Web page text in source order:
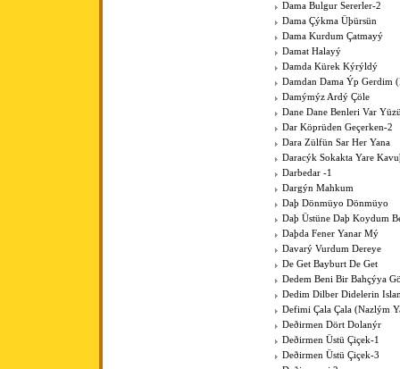
Dama Bulgur Sererler-2
Dama Çýkma Üþürsün
Dama Kurdum Çatmayý
Damat Halayý
Damda Kürek Kýrýldý
Damdan Dama Ýp Gerdim
Damýmýz Ardý Çöle
Dane Dane Benleri Var
Dar Köprüden Geçerken-2
Dara Zülfün Sar Her Yana
Daracýk Sokakta Yare
Darbedar -1
Dargýn Mahkum
Daþ Dönmüyo Dönmüyo
Daþ Üstüne Daþ Koydum
Daþda Fener Yanar Mý
Davarý Vurdum Dereye
De Get Bayburt De Get
Dedem Beni Bir Bahçýya
Dedim Dilber Didelerin
Defimi Çala Çala (Nazlým
Deðirmen Dört Dolanýr
Deðirmen Üstü Çiçek-1
Deðirmen Üstü Çiçek-3